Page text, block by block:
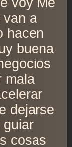
voy Me
van a
hacen
buena
mala
dejarse
guiar
cosas